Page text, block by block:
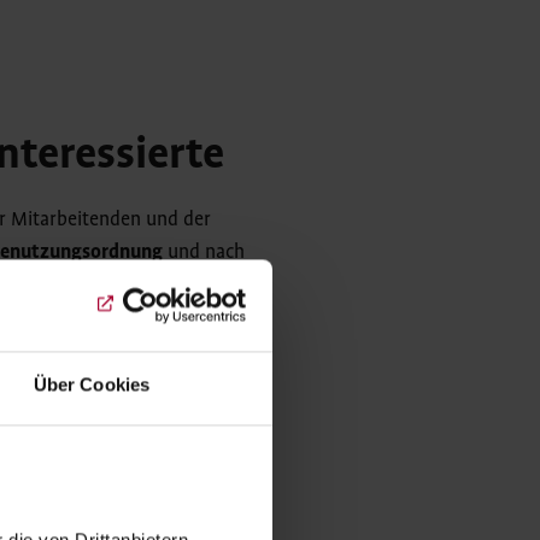
Über Cookies
Mitarbeitenden und der
und nach
wenden Sie sich